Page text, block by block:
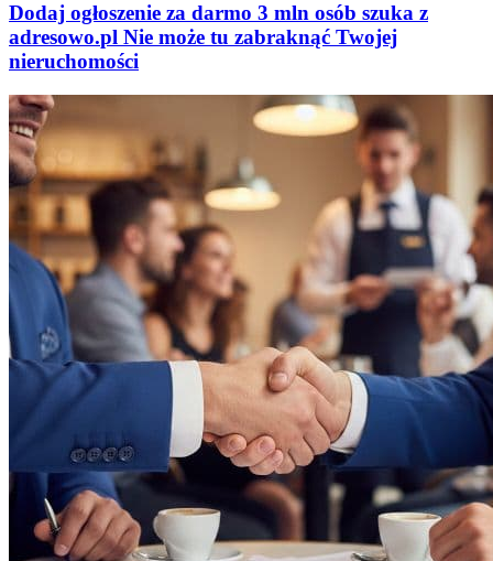
Dodaj ogłoszenie za darmo 3 mln osób szuka z
adresowo.pl Nie może tu zabraknąć Twojej
nieruchomości